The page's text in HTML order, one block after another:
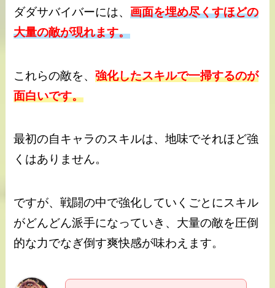
ダダサバイバーには、画面を埋め尽くすほどの
大量の敵が現れます。
これらの敵を、強化したスキルで一掃するのが
面白いです。
最初の自キャラのスキルは、地味でそれほど強
くはありません。
ですが、戦闘の中で強化していくごとにスキル
がどんどん派手になっていき、大量の敵を圧倒
的な力でなぎ倒す爽快感が味わえます。